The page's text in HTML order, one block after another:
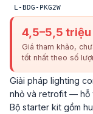
L-BDG-PKG2W
4,5–5,5 triệu
Giá tham khảo,
tốt nhất theo số
Giải pháp lighting
nhỏ và retrofit — hỗ
Bộ starter kit gồm